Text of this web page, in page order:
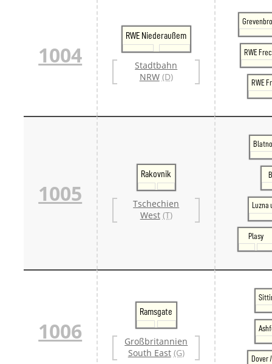
1004
RWE Niederaußem
Stadtbahn
NRW (D)
RWE
RWE
1005
Rakovnik
Tschechien
West (T)
Plasy
1006
Ramsgate
Großbritannien
South East (G)
Dover